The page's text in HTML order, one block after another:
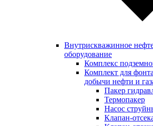
Внутрискважинное
оборудование
Комплекс
Комплект для
добычи нефти и
Пакер
Термопакер
Насос
Клапан-